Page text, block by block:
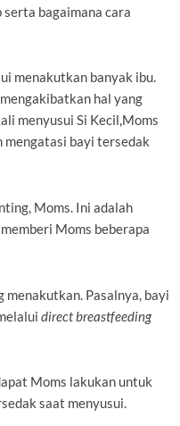
serta bagaimana cara
menakutkan banyak ibu.
hal yang
menyusui Si Kecil,Moms
mengatasi bayi tersedak
Moms. Ini adalah
Moms beberapa
menakutkan. Pasalnya, bayi
direct breastfeeding
Moms lakukan untuk
saat menyusui.